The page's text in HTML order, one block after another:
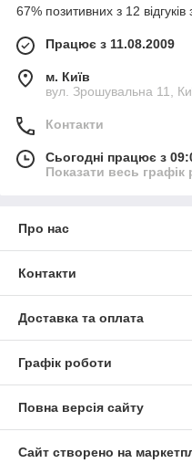
67% позитивних з 12 відгуків
Працює з 11.08.2009
м. Київ
вул. Зрошувальна 11,
Контакти
Сьогодні працює з
Показати весь графік
Про нас
Контакти
Доставка та оплата
Графік роботи
Повна версія сайту
Сайт створено на